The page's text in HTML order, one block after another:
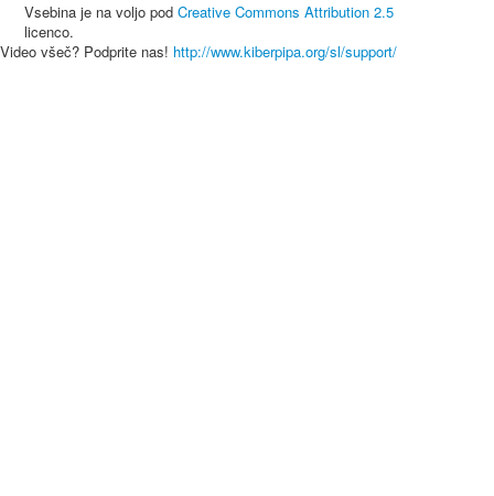
Vsebina je na voljo pod Creative Commons Attribution 2.5
licenco.
Video všeč? Podprite nas! http://www.kiberpipa.org/sl/support/